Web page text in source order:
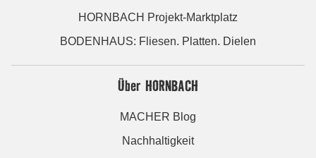
HORNBACH Projekt-Marktplatz
BODENHAUS: Fliesen. Platten. Dielen
Über HORNBACH
MACHER Blog
Nachhaltigkeit